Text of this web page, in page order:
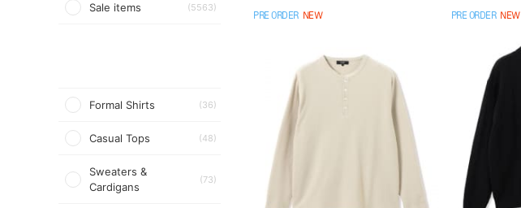
Sale items (5563)
Formal Shirts (36)
Casual Tops (48)
Sweaters &
Cardigans
(73)
PRE ORDER NEW PRE ORDER NEW